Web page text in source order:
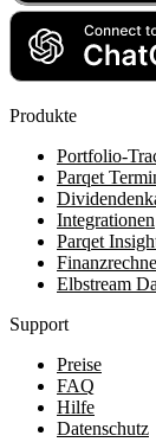
Produkte
Portfolio-
Parqet
Integrationen
Parqet
Elbstream
Support
Preise
FAQ
Hilfe
Datenschutz